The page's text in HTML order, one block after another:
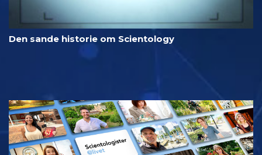
Den sande historie om Scientology